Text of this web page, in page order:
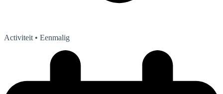
Activiteit • Eenmalig